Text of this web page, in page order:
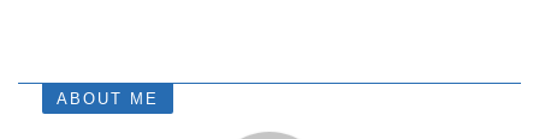
ABOUT ME